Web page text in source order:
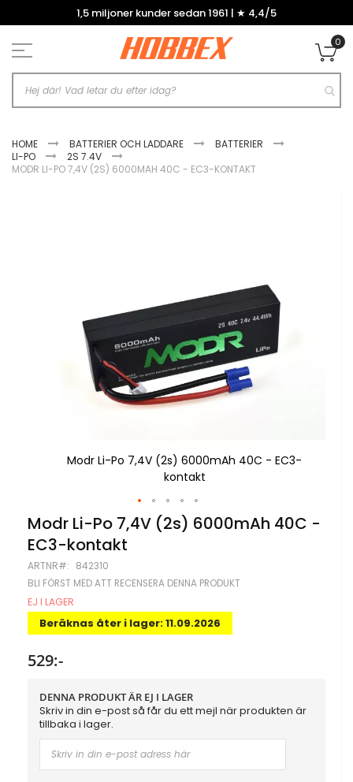
Hoppa
1,5 miljoner kunder sedan 1961 | ★ 4,4/5
0
HOME BATTERIER OCH LADDARE
BATTERIER
LI-PO
2S 7.4V
MODR LI-PO 7,4V (2S) 6000MAH 40C - EC3-KONTAKT
Modr Li-Po 7,4V (2s) 6000mAh 40C - EC3-
kontakt
Hoppa
till
början
av
bildgalleriet
Modr Li-Po 7,4V (2s) 6000mAh 40C -
EC3-kontakt
ARTNR 842310
BLI FÖRST MED ATT RECENSERA DENNA PRODUKT
EJ I LAGER
Beräknas åter i lager: 11.09.2026
529:-
DENNA PRODUKT ÄR EJ I LAGER
Skriv in din e-post så får du ett mejl när produkten är
tillbaka i lager.